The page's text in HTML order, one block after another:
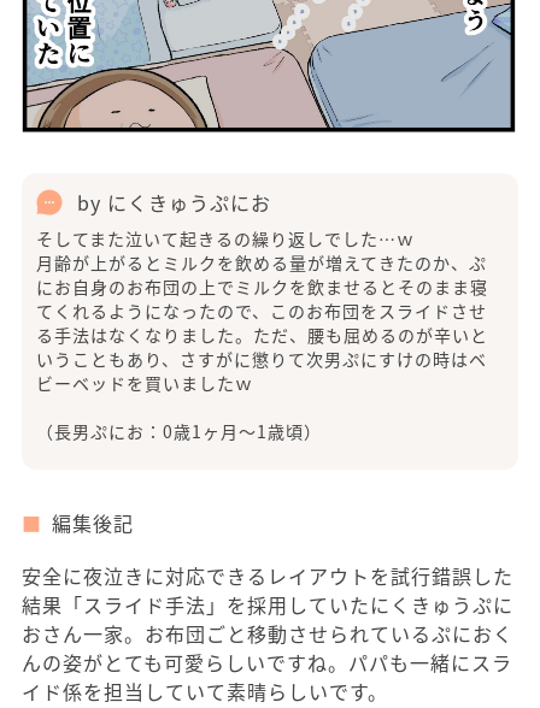
by にくきゅうぷにお
そしてまた泣いて起きるの繰り返しでした…ｗ
月齢が上がるとミルクを飲める量が増えてきたのか、ぷ
にお自身のお布団の上でミルクを飲ませるとそのまま寝
てくれるようになったので、このお布団をスライドさせ
る手法はなくなりました。ただ、腰も屈めるのが辛いと
いうこともあり、さすがに懲りて次男ぷにすけの時はベ
ビーベッドを買いましたｗ
（長男ぷにお：0歳1ヶ月〜1歳頃）
編集後記
安全に夜泣きに対応できるレイアウトを試行錯誤した
結果「スライド手法」を採用していたにくきゅうぷに
おさん一家。お布団ごと移動させられているぷにおく
んの姿がとても可愛らしいですね。パパも一緒にスラ
イド係を担当していて素晴らしいです。